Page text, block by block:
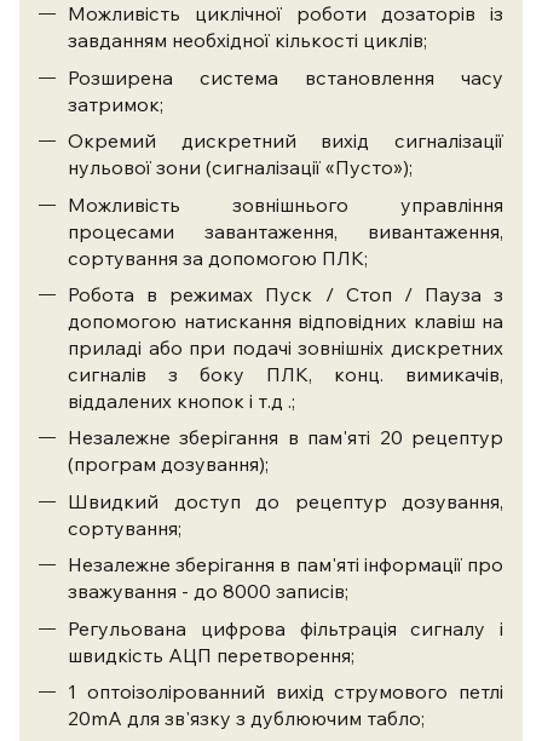
Можливість циклічної роботи дозаторів із
завданням необхідної кількості циклів;
Розширена система встановлення часу
затримок;
Окремий дискретний вихід сигналізації
нульової зони (сигналізації «Пусто»);
Можливість зовнішнього управління
процесами завантаження, вивантаження,
сортування за допомогою ПЛК;
Робота в режимах Пуск / Стоп / Пауза з
допомогою натискання відповідних клавіш на
приладі або при подачі зовнішніх дискретних
сигналів з боку ПЛК, конц. вимикачів,
віддалених кнопок і т.д .;
Незалежне зберігання в пам'яті 20 рецептур
(програм дозування);
Швидкий доступ до рецептур дозування,
сортування;
Незалежне зберігання в пам'яті інформації про
зважування - до 8000 записів;
Регульована цифрова фільтрація сигналу і
швидкість АЦП перетворення;
1 оптоізолірованний вихід струмового петлі
20mA для зв'язку з дублюючим табло;